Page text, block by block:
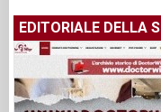
EDITORIALE DELLA